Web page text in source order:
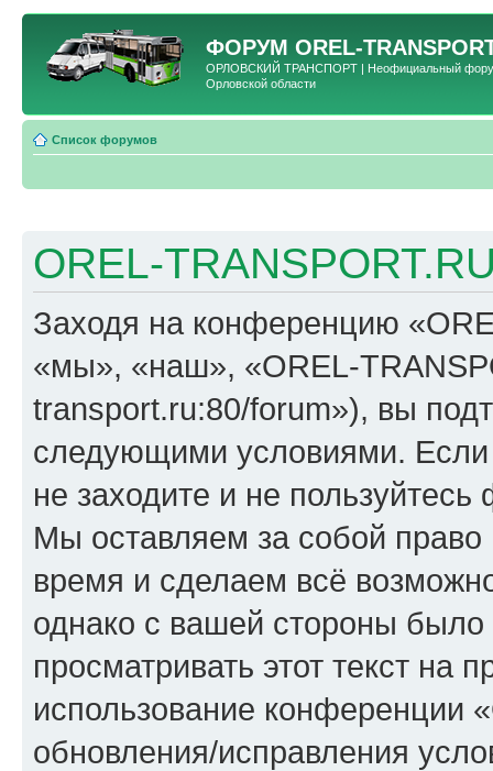
ФОРУМ OREL-
ОРЛОВСКИЙ ТРАНСПОРТ | Неофициальный форум
Орловской области
Список форумов
OREL-
Заходя на конференцию
«мы», «наш», «OREL-
transport.ru:80/forum»), вы
следующими условиями.
не заходите и не
Мы оставляем за собой
время и сделаем всё
однако с вашей стороны
просматривать этот текст на
использование конференции
обновления/исправления